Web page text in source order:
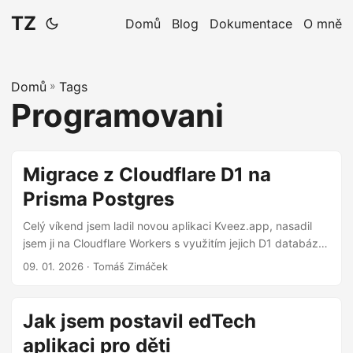
TZ Domů Blog Dokumentace O mně
Domů » Tags
Programovani
Migrace z Cloudflare D1 na
Prisma Postgres
Celý víkend jsem ladil novou aplikaci Kveez.app, nasadil
jsem ji na Cloudflare Workers s využitím jejich D1 databáze
a krásně to běželo. Jenže pak aplikaci pustíte mezi lidi… a
pro můj use-case už začíná být těsná. Bylo na čase
vytáhnout těžší kalibr: Prisma Postgres v kombinaci s
Cloudflare Hyperdrive. Proč vůbec opouštět Cloudflare D1?
09. 01. 2026 · Tomáš Zimáček
Jak jsem postavil edTech
aplikaci pro děti